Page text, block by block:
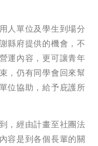
人單位及學生到場分
縣府提供的機會，不
運內容，更可讓青年
，仍有同學會回來幫
位協助，給予庇護所
，經由計畫至社團法
容是到各個長輩的關